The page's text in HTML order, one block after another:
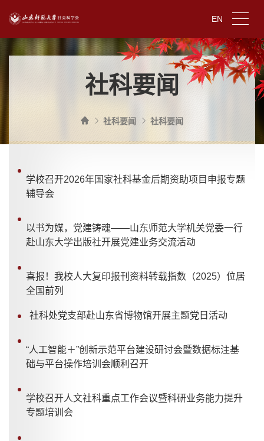
EN
社科要闻
社科要闻 社科要闻
学校召开2026年国家社科基金后期资助项目申报专题
辅导会
以书为媒，党建铸魂——山东师范大学机关党委一行
赴山东大学出版社开展党建业务交流活动
喜报！我校人大复印报刊资料转载指数（2025）位居
全国前列
社科处党支部赴山东省博物馆开展主题党日活动
“人工智能＋”创新示范平台建设研讨会暨数据标注基
础与平台操作培训会顺利召开
学校召开人文社科重点工作会议暨科研业务能力提升
专题培训会